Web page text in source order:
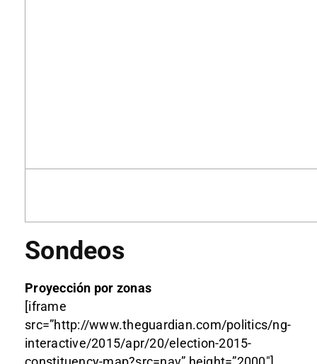
Sondeos
Proyección por zonas
[iframe
src=”http://www.theguardian.com/politics/ng-
interactive/2015/apr/20/election-2015-